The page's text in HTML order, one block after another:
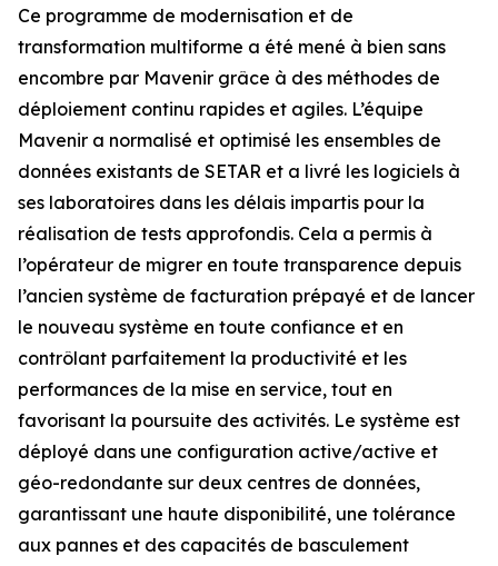
Ce programme de modernisation et de
transformation multiforme a été mené à bien sans
encombre par Mavenir grâce à des méthodes de
déploiement continu rapides et agiles. L’équipe
Mavenir a normalisé et optimisé les ensembles de
données existants de SETAR et a livré les logiciels à
ses laboratoires dans les délais impartis pour la
réalisation de tests approfondis. Cela a permis à
l’opérateur de migrer en toute transparence depuis
l’ancien système de facturation prépayé et de lancer
le nouveau système en toute confiance et en
contrôlant parfaitement la productivité et les
performances de la mise en service, tout en
favorisant la poursuite des activités. Le système est
déployé dans une configuration active/active et
géo-redondante sur deux centres de données,
garantissant une haute disponibilité, une tolérance
aux pannes et des capacités de basculement